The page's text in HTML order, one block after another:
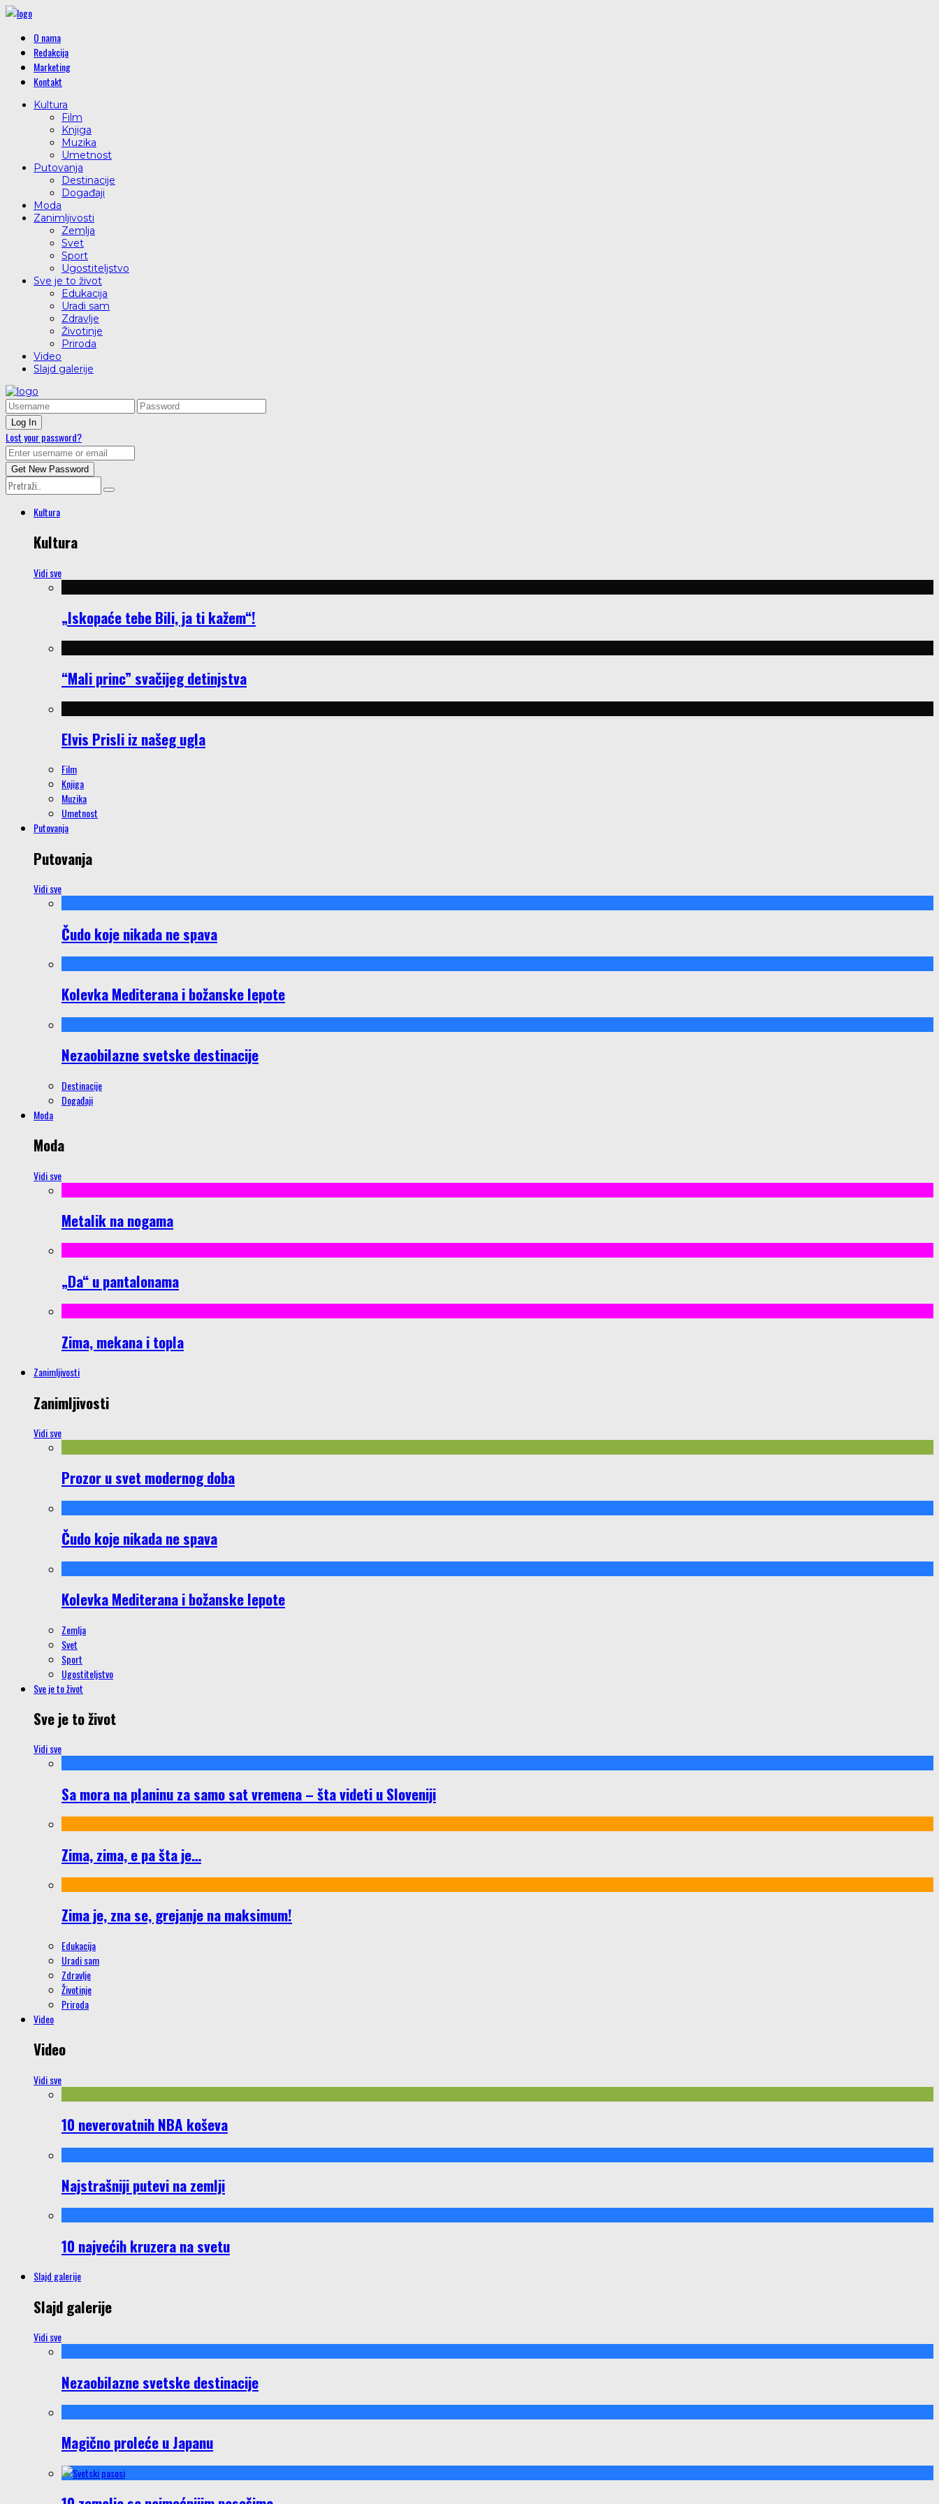
O nama
Redakcija
Marketing
Kontakt
Kultura
Film
Knjiga
Muzika
Umetnost
Putovanja
Destinacije
Događaji
Moda
Zanimljivosti
Zemlja
Svet
Sport
Ugostiteljstvo
Sve je to život
Edukacija
Uradi sam
Zdravlje
Životinje
Priroda
Video
Slajd galerije
Lost your password?
Kultura
Kultura
Vidi sve
„Iskopaće tebe Bili, ja ti kažem“!
“Mali princ” svačijeg detinjstva
Elvis Prisli iz našeg ugla
Film
Knjiga
Muzika
Umetnost
Putovanja
Putovanja
Vidi sve
Čudo koje nikada ne spava
Kolevka Mediterana i božanske lepote
Nezaobilazne svetske destinacije
Destinacije
Događaji
Moda
Moda
Vidi sve
Metalik na nogama
„Da“ u pantalonama
Zima, mekana i topla
Zanimljivosti
Zanimljivosti
Vidi sve
Prozor u svet modernog doba
Čudo koje nikada ne spava
Kolevka Mediterana i božanske lepote
Zemlja
Svet
Sport
Ugostiteljstvo
Sve je to život
Sve je to život
Vidi sve
Sa mora na planinu za samo sat vremena – šta videti u Sloveniji
Zima, zima, e pa šta je…
Zima je, zna se, grejanje na maksimum!
Edukacija
Uradi sam
Zdravlje
Životinje
Priroda
Video
Video
Vidi sve
10 neverovatnih NBA koševa
Najstrašniji putevi na zemlji
10 najvećih kruzera na svetu
Slajd galerije
Slajd galerije
Vidi sve
Nezaobilazne svetske destinacije
Magično proleće u Japanu